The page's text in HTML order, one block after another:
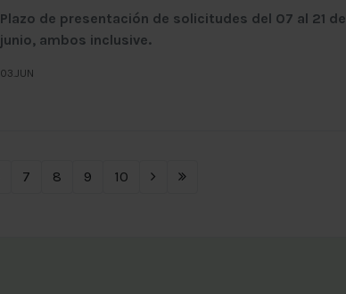
Plazo de presentación de solicitudes del 07 al 21 de
junio, ambos inclusive.
03.JUN
7 8 9 10